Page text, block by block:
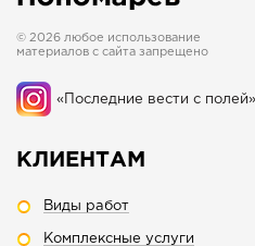
© 2026 любое использование
материалов с сайта запрещено
«Последние вести с полей»
КЛИЕНТАМ
Виды работ
Комплексные услуги